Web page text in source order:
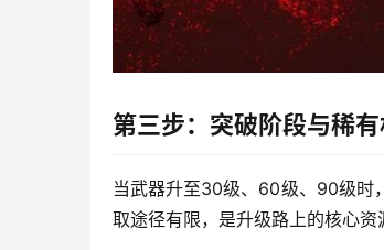
第三步：突破阶段与稀
当武器升至30级、60级、90级时
取途径有限，是升级路上的核心资